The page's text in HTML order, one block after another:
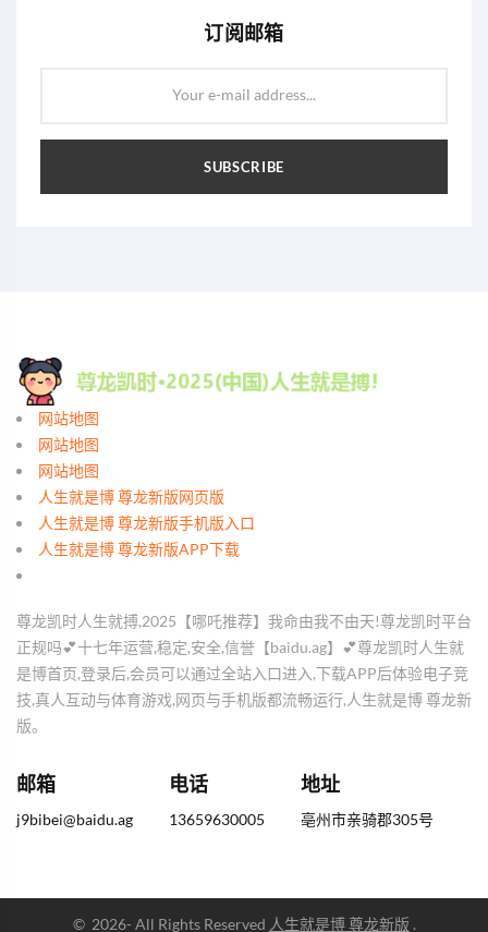
订阅邮箱
Your e-mail address...
SUBSCRIBE
网站地图
网站地图
网站地图
人生就是博 尊龙新版网页版
人生就是博 尊龙新版手机版入口
人生就是博 尊龙新版APP下载
尊龙凯时人生就搏,2025【哪吒推荐】我命由我不由天!尊龙凯时平台
正规吗💕十七年运营,稳定,安全,信誉【baidu.ag】💕尊龙凯时人生就
是博首页,登录后,会员可以通过全站入口进入,下载APP后体验电子竞
技,真人互动与体育游戏,网页与手机版都流畅运行,人生就是博 尊龙新
版。
邮箱
j9bibei@baidu.ag
电话
13659630005
地址
亳州市亲骑郡305号
© 2026- All Rights Reserved 人生就是博 尊龙新版 .